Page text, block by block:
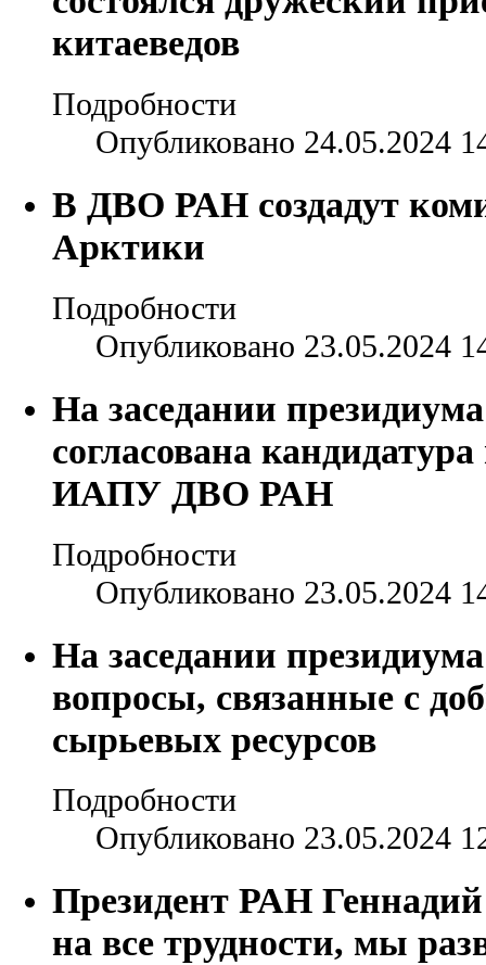
китаеведов
Подробности
Опубликовано 24.05.2024
В ДВО РАН создадут
Арктики
Подробности
Опубликовано 23.05.2024
На заседании
согласована
ИАПУ ДВО РАН
Подробности
Опубликовано 23.05.2024
На заседании
вопросы, связанные с
сырьевых ресурсов
Подробности
Опубликовано 23.05.2024
Президент РАН
на все трудности, мы